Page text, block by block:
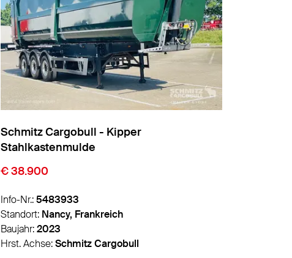
Schmitz Cargobull - Kipper
Stahlkastenmulde
€ 38.900
Info-Nr.:5483933
Standort: Nancy, Frankreich
Baujahr:2023
Hrst. Achse:Schmitz Cargobull